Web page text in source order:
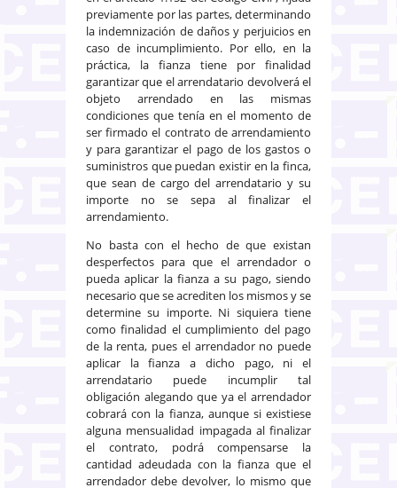
previamente por las partes, determinando
la indemnización de daños y perjuicios en
caso de incumplimiento. Por ello, en la
práctica, la fianza tiene por finalidad
garantizar que el arrendatario devolverá el
objeto arrendado en las mismas
condiciones que tenía en el momento de
ser firmado el contrato de arrendamiento
y para garantizar el pago de los gastos o
suministros que puedan existir en la finca,
que sean de cargo del arrendatario y su
importe no se sepa al finalizar el
arrendamiento.
No basta con el hecho de que existan
desperfectos para que el arrendador o
pueda aplicar la fianza a su pago, siendo
necesario que se acrediten los mismos y se
determine su importe. Ni siquiera tiene
como finalidad el cumplimiento del pago
de la renta, pues el arrendador no puede
aplicar la fianza a dicho pago, ni el
arrendatario puede incumplir tal
obligación alegando que ya el arrendador
cobrará con la fianza, aunque si existiese
alguna mensualidad impagada al finalizar
el contrato, podrá compensarse la
cantidad adeudada con la fianza que el
arrendador debe devolver, lo mismo que